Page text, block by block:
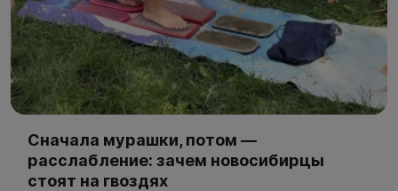
Сначала мурашки, потом —
расслабление: зачем новосибирцы
стоят на гвоздях